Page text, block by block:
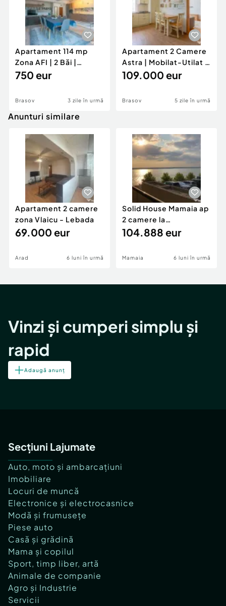
programarea unei vizionări la locație, vă rugăm să
ne contactați.
De asemenea, dacă doriți să consultați și alte
tipuri de oferte disponibile în cadrul acestui
ansamblu (studiouri sau apartamente cu 2, 2.5, 3
și 4 camere), vă putem trimite lista completă la
Tip imobil:Bloc de apartamente
Număr Băi:1
Posibilitate parcare: Nu
Apartament 114 mp
Zona AFI | 2 Băi |
Mobilat | Parcare i...
750 eur
Brasov 3 zile în urmă
Apartament 2 Camere
Astra | Mobilat-Utilat |
Parcare | Et...
109.000 eur
Brasov 5 zile în urmă
Anunturi similare
Apartament 2 camere
zona Vlaicu - Lebada
69.000 eur
Arad 6 luni în urmă
Solid House Mamaia ap
2 camere la
cheie,langa Mega
104.888 eur
Mamaia 6 luni în urmă
Vinzi și cumperi simplu și
rapid
Adaugă anunț
Secțiuni Lajumate
Auto, moto și ambarcațiuni
Imobiliare
Locuri de muncă
Electronice și electrocasnice
Modă și frumusețe
Piese auto
Casă și grădină
Mama și copilul
Sport, timp liber, artă
Animale de companie
Agro și Industrie
Servicii